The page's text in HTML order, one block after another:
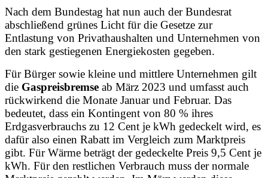
Nach dem Bundestag hat nun auch der Bundesrat
abschließend grünes Licht für die Gesetze zur
Entlastung von Privathaushalten und Unternehmen von
den stark gestiegenen Energiekosten gegeben.
Für Bürger sowie kleine und mittlere Unternehmen gilt
die Gaspreisbremse ab März 2023 und umfasst auch
rückwirkend die Monate Januar und Februar. Das
bedeutet, dass ein Kontingent von 80 % ihres
Erdgasverbrauchs zu 12 Cent je kWh gedeckelt wird, es
dafür also einen Rabatt im Vergleich zum Marktpreis
gibt. Für Wärme beträgt der gedeckelte Preis 9,5 Cent je
kWh. Für den restlichen Verbrauch muss der normale